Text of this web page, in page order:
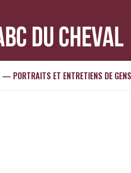
— PORTRAITS ET ENTRETIENS DE